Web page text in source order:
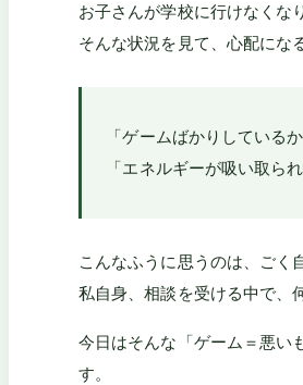
お子さんが学校に行けなくな
そんな状況を見て、心配にな
「ゲームばかりしている
「エネルギーが吸い取ら
こんなふうに思うのは、ごく
私自身、相談を受ける中で、
今日はそんな「ゲーム＝悪い
す。